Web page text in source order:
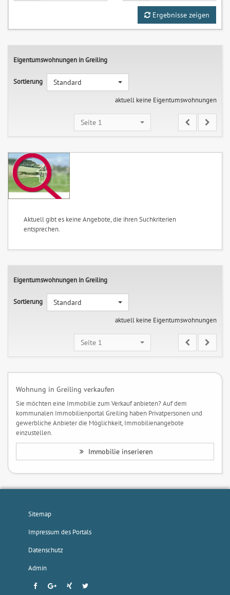
Ergebnisse zeigen
Eigentumswohnungen in Greiling
Sortierung
Standard
aktuell keine Eigentumswohnungen
Seite 1
Aktuell gibt es keine Angebote, die ihren Suchkriterien
entsprechen.
Eigentumswohnungen in Greiling
Sortierung
Standard
aktuell keine Eigentumswohnungen
Seite 1
Wohnung in Greiling verkaufen
Sie möchten eine Immobilie zum Verkauf anbieten? Auf dem
kommunalen Immobilienportal Greiling haben Privatpersonen und
gewerbliche Anbieter die Möglichkeit, Immobilienangebote
einzustellen.
Immobilie inserieren
Sitemap
Impressum des Portals
Datenschutz
Admin